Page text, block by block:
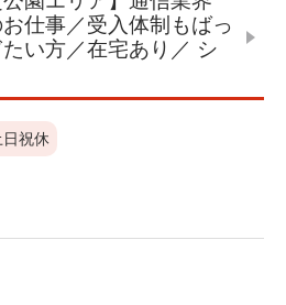
仕事／受入体制もばっ
い方／在宅あり／ シ
日祝休